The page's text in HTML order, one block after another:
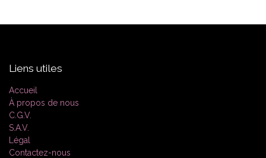
Liens utiles
Accueil
À propos de nous
C.G.V.
S.A.V.
Légal
Contactez-nous